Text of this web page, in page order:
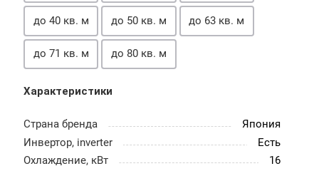
до 40 кв. м до 50 кв. м до 63 кв. м
до 71 кв. м до 80 кв. м
Характеристики
Страна бренда
Япония
Инвертор, inverter
Есть
Охлаждение, кВт
16